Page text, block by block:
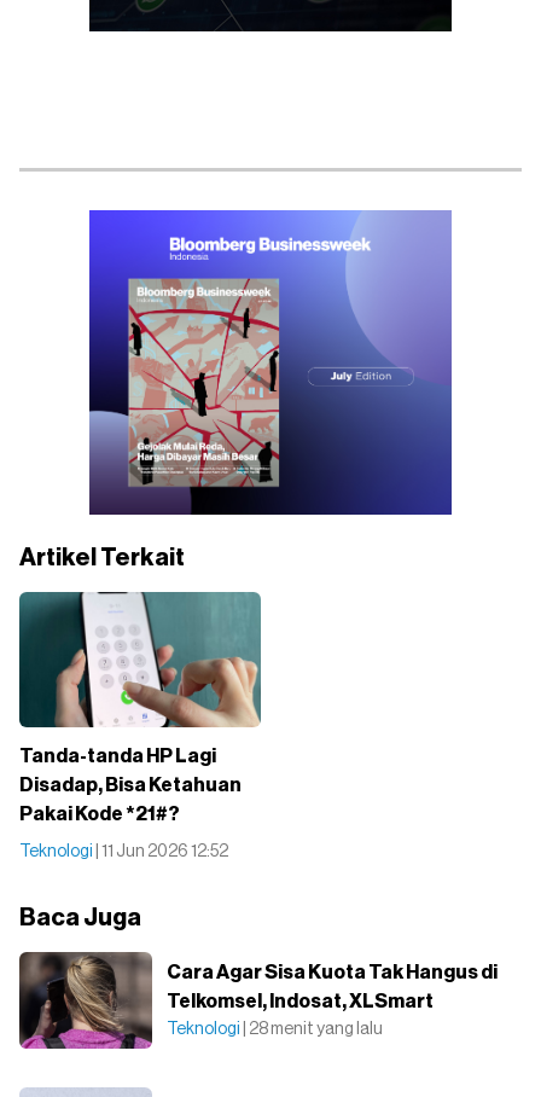
Artikel Terkait
Tanda-tanda HP Lagi
Disadap, Bisa Ketahuan
Pakai Kode *21#?
Teknologi | 11 Jun 2026 12:52
Baca Juga
Cara Agar Sisa Kuota Tak Hangus di
Telkomsel, Indosat, XLSmart
Teknologi | 28 menit yang lalu